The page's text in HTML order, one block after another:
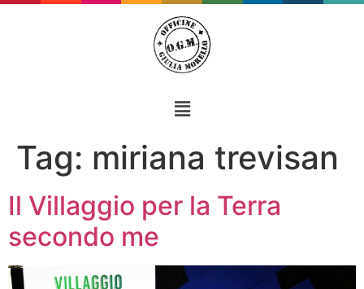
Tag: miriana trevisan
Il Villaggio per la Terra
secondo me